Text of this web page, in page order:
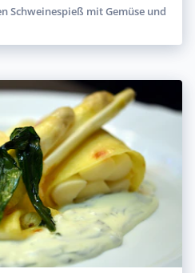
Schweinespieß mit Gemüse und